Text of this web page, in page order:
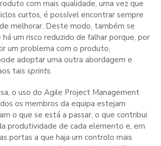
com mais qualidade, uma vez que
curtos, é possível encontrar sempre
melhorar. Deste modo, também se
um risco reduzido de falhar porque, por
um problema com o produto,
adoptar uma outra abordagem e
tais sprints.
o uso do Agile Project Management
os membros da equipa estejam
o que se está a passar, o que contribui
produtividade de cada elemento e, em
portas a que haja um controlo mais